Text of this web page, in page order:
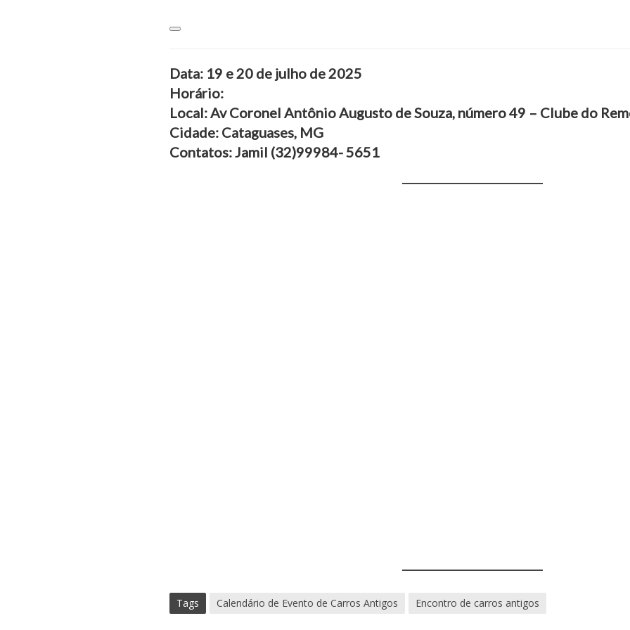
Data: 19 e 20 de julho de 2025
Horário:
Local: Av Coronel Antônio Augusto de Souza, número 49 – Clube do
Cidade: Cataguases, MG
Contatos: Jamil (32)99984- 5651
Tags Calendário de Evento de Carros Antigos Encontro de carros antigos